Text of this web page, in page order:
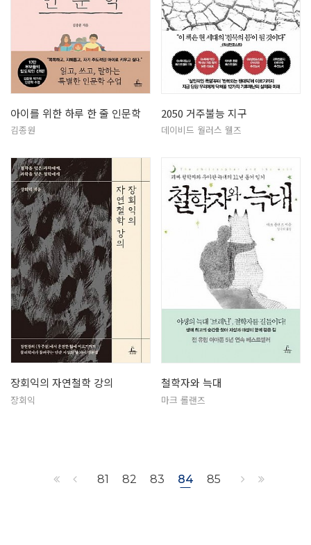
아이를 위한 하루 한 줄 인문학
김종원
2050 거주불능 지구
데이비드 월러스 웰즈
장회익의 자연철학 강의
장회익
철학자와 늑대
마크 롤랜즈
81 82 83 84 85